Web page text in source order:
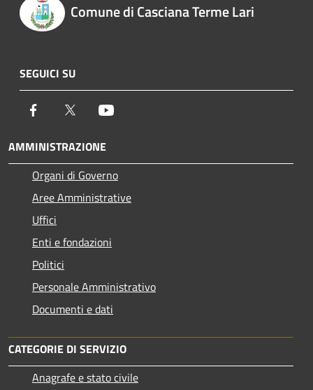
Comune di Casciana Terme Lari
SEGUICI SU
Facebook Twitter
AMMINISTRAZIONE
Organi di Governo
Aree Amministrative
Uffici
Enti e fondazioni
Politici
Personale Amministrativo
Documenti e dati
CATEGORIE DI SERVIZIO
Anagrafe e stato civile